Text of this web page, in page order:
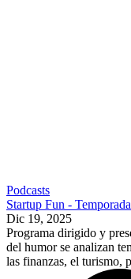
Podcasts
Startup Fun -
Dic 19, 2025
Programa dirigido y
del humor se analizan
las finanzas, el turismo,